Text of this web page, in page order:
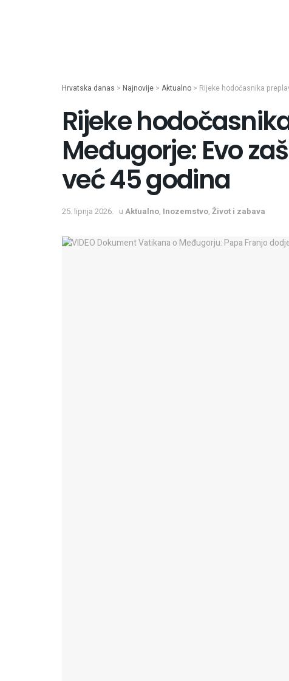
Hrvatska danas > Najnovije > Aktualno > Rijeke hodočasnika
Rijeke
Međugorje: Evo
već 45 godina
25. lipnja 2026. u Aktualno, Inozemstvo, Život i zabava